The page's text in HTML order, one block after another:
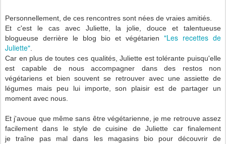
Personnellement, de ces rencontres sont nées de vraies amitiés.
Et c'est le cas avec Juliette, la jolie, douce et talentueuse
blogueuse derrière le blog bio et végétarien "Les recettes de
Juliette"
Car en plus de toutes ces qualités, Juliette est tolérante puisqu'elle
est capable de nous accompagner dans des restos non
végétariens et bien souvent se retrouver avec une assiette de
légumes mais peu lui importe, son plaisir est de partager un
moment avec nous.
Et j'avoue que même sans être végétarienne, je me retrouve assez
facilement dans le style de cuisine de Juliette car finalement
je traîne pas mal dans les magasins bio pour découvrir de